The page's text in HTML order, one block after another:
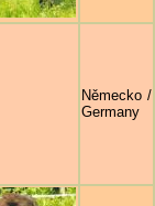
Německo /
Germany